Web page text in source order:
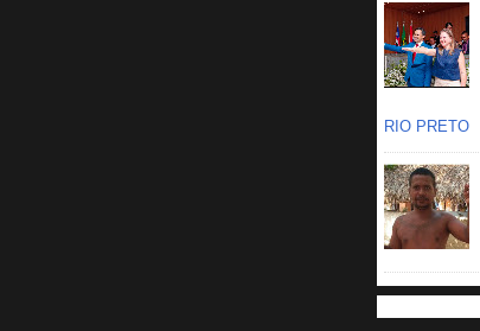
RIO PRETO